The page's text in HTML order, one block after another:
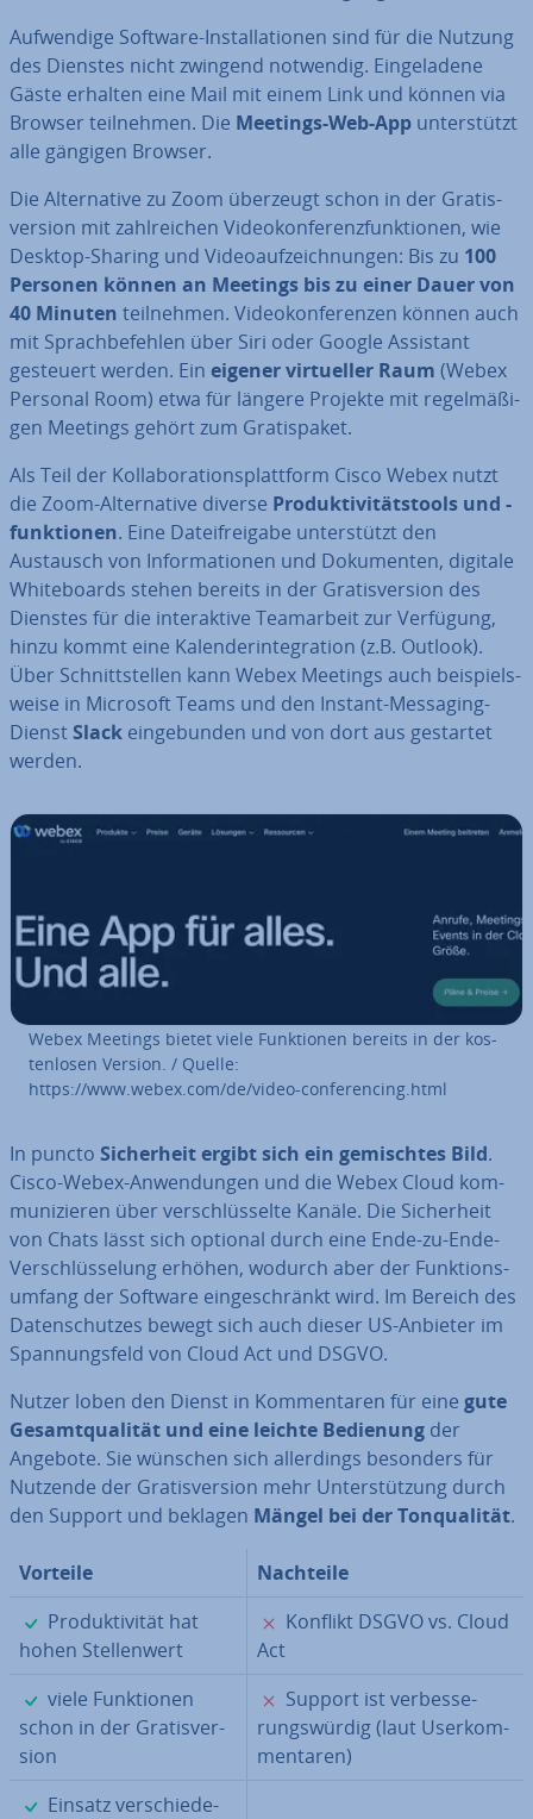
Auf­wen­di­ge Software-In­stal­la­tio­nen sind für die Nutzung
des Dienstes nicht zwingend notwendig. Ein­ge­la­de­ne
Gäste erhalten eine Mail mit einem Link und können via
Browser teil­neh­men. Die Meetings-Web-App un­ter­stützt
alle gängigen Browser.
Die Al­ter­na­ti­ve zu Zoom überzeugt schon in der Gra­tis­
ver­si­on mit zahl­rei­chen Vi­deo­kon­fe­renz­funk­tio­nen, wie
Desktop-Sharing und Vi­deo­auf­zeich­nun­gen: Bis zu 100
Personen können an Meetings bis zu einer Dauer von
40 Minuten teil­neh­men. Vi­deo­kon­fe­ren­zen können auch
mit Sprach­be­feh­len über Siri oder Google Assistant
gesteuert werden. Ein eigener vir­tu­el­ler Raum (Webex
Personal Room) etwa für längere Projekte mit re­gel­mä­ßi­
gen Meetings gehört zum Gra­tis­pa­ket.
Als Teil der Kol­la­bo­ra­ti­ons­platt­form Cisco Webex nutzt
die Zoom-Al­ter­na­ti­ve diverse Pro­duk­ti­vi­täts­tools und -
funk­tio­nen. Eine Da­tei­frei­ga­be un­ter­stützt den
Austausch von In­for­ma­tio­nen und Do­ku­men­ten, digitale
White­boards stehen bereits in der Gra­tis­ver­si­on des
Dienstes für die in­ter­ak­ti­ve Team­ar­beit zur Verfügung,
hinzu kommt eine Ka­len­der­inte­gra­ti­on (z.B. Outlook).
Über Schnitt­stel­len kann Webex Meetings auch bei­spiels­
wei­se in Microsoft Teams und den Instant-Messaging-
DienstSlack ein­ge­bun­den und von dort aus gestartet
werden.
Webex Meetings bietet viele Funk­tio­nen bereits in der kos­
ten­lo­sen Version. / Quelle:
https://www.webex.com/de/video-con­fe­ren­cing.html
In puncto Si­cher­heit ergibt sich ein ge­misch­tes Bild.
Cisco-Webex-An­wen­dun­gen und die Webex Cloud kom­
mu­ni­zie­ren über ver­schlüs­sel­te Kanäle. Die Si­cher­heit
von Chats lässt sich optional durch eine Ende-zu-Ende-
Ver­schlüs­se­lung erhöhen, wodurch aber der Funk­ti­ons­
um­fang der Software ein­ge­schränkt wird. Im Bereich des
Da­ten­schut­zes bewegt sich auch dieser US-Anbieter im
Span­nungs­feld von Cloud Act und DSGVO.
Nutzer loben den Dienst in Kom­men­ta­ren für eine gute
Ge­samt­qua­li­tät und eine leichte Bedienung der
Angebote. Sie wünschen sich al­ler­dings besonders für
Nutzende der Gra­tis­ver­si­on mehr Un­ter­stüt­zung durch
den Support und beklagen Mängel bei der Ton­qua­li­tät.
Vorteile
Nachteile
✓
Pro­duk­ti­vi­tät hat
hohen Stel­len­wert
✗
Konflikt DSGVO vs. Cloud
Act
✓
viele Funk­tio­nen
schon in der Gra­tis­ver­
si­on
✗
Support ist ver­bes­se­
rungs­wür­dig (laut User­kom­
men­ta­ren)
✓
Einsatz ver­schie­de­